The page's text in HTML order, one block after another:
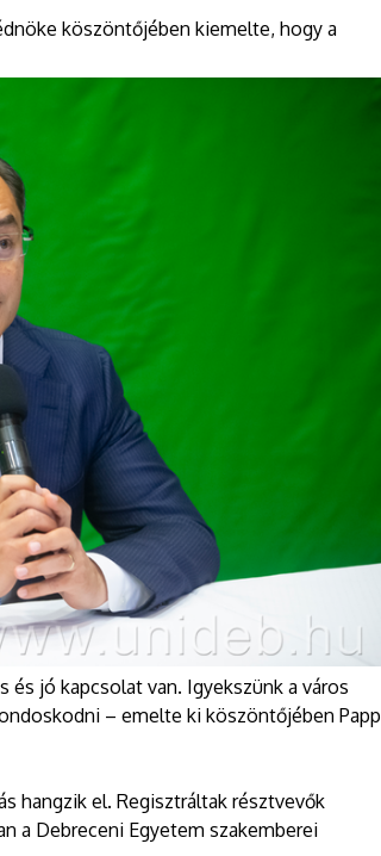
köszöntőjében kiemelte, hogy a
jó kapcsolat van. Igyekszünk a város
– emelte ki köszöntőjében Papp
hangzik el. Regisztráltak résztvevők
a Debreceni Egyetem szakemberei